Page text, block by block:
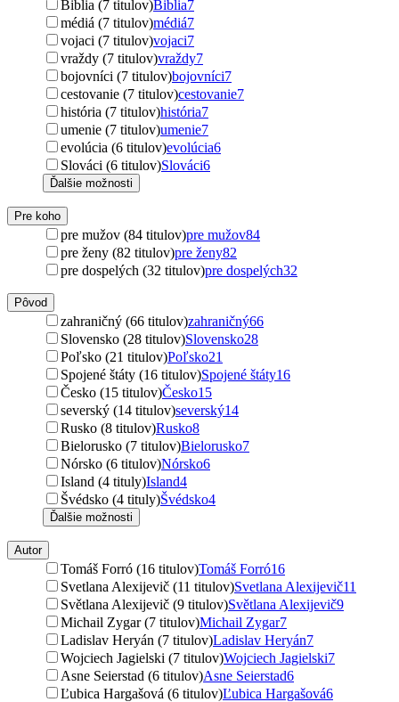
Biblia (7 titulov)Biblia7
médiá (7 titulov)médiá7
vojaci (7 titulov)vojaci7
vraždy (7 titulov)vraždy7
bojovníci (7 titulov)bojovníci7
cestovanie (7 titulov)cestovanie7
história (7 titulov)história7
umenie (7 titulov)umenie7
evolúcia (6 titulov)evolúcia6
Slováci (6 titulov)Slováci6
Ďalšie možnosti
Pre koho
pre mužov (84 titulov)pre mužov84
pre ženy (82 titulov)pre ženy82
pre dospelých (32 titulov)pre dospelých32
Pôvod
zahraničný (66 titulov)zahraničný66
Slovensko (28 titulov)Slovensko28
Poľsko (21 titulov)Poľsko21
Spojené štáty (16 titulov)Spojené štáty16
Česko (15 titulov)Česko15
severský (14 titulov)severský14
Rusko (8 titulov)Rusko8
Bielorusko (7 titulov)Bielorusko7
Nórsko (6 titulov)Nórsko6
Island (4 tituly)Island4
Švédsko (4 tituly)Švédsko4
Ďalšie možnosti
Autor
Tomáš Forró (16 titulov)Tomáš Forró16
Svetlana Alexijevič (11 titulov)Svetlana Alexijevič11
Světlana Alexijevič (9 titulov)Světlana Alexijevič9
Michail Zygar (7 titulov)Michail Zygar7
Ladislav Heryán (7 titulov)Ladislav Heryán7
Wojciech Jagielski (7 titulov)Wojciech Jagielski7
Asne Seierstad (6 titulov)Asne Seierstad6
Ľubica Hargašová (6 titulov)Ľubica Hargašová6